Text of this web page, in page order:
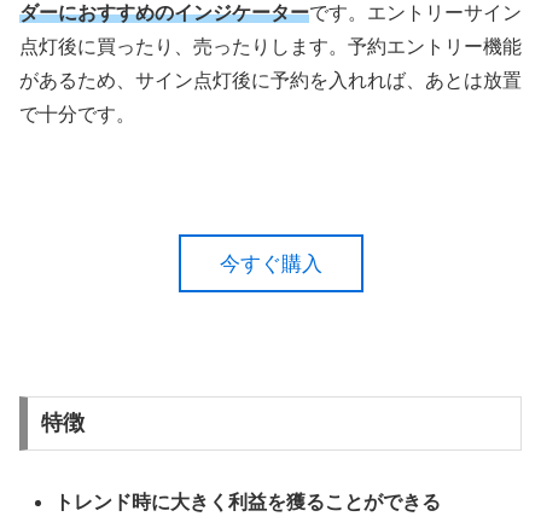
ダーにおすすめのインジケーターです。エントリーサイン
点灯後に買ったり、売ったりします。予約エントリー機能
があるため、サイン点灯後に予約を入れれば、あとは放置
で十分です。
今すぐ購入
特徴
トレンド時に大きく利益を獲ることができる